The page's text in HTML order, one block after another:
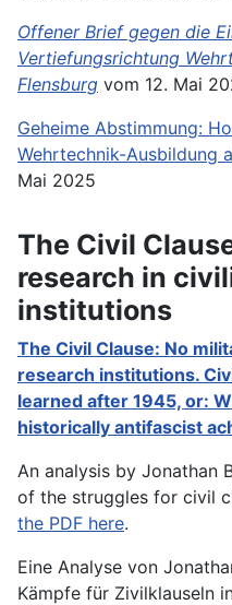
Offener Brief gegen die
Vertiefungsrichtung
Flensburg vom 12. Mai
Geheime Abstimmung:
Wehrtechnik-Ausbildung
Mai 2025
The Civil
research in
institutions
The Civil Clause: No
research institutions.
learned after 1945, or:
historically antifascist
An analysis by Jonathan
of the struggles for civil
the PDF here.
Eine Analyse von
Kämpfe für Zivilklauseln